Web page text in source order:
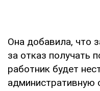
Она добавила, что
за отказ получать
работник будет
административную